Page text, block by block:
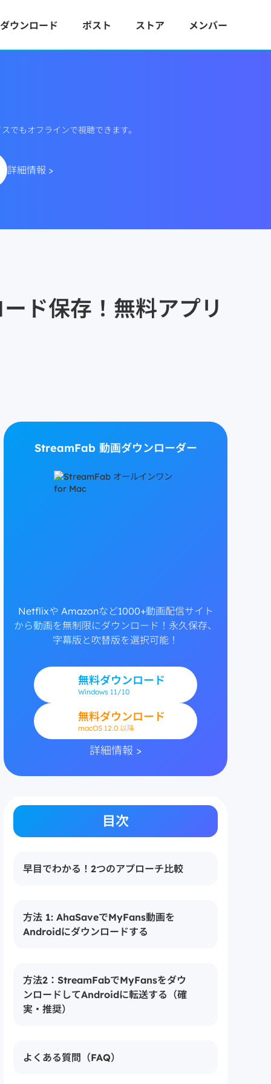
ダウンロード ポスト ストア メンバー
もオフラインで視聴できます。
詳細情報 >
ド保存！無料アプリ
StreamFab 動画ダウンローダー
Netflixや Amazonなど1000+動画配信サイト
から動画を無制限にダウンロード！永久保存、
字幕版と吹替版を選択可能！
無料ダウンロード
Windows 11/10
無料ダウンロード
macOS 12.0 以降
詳細情報 >
目次
早目でわかる！2つのアプローチ比較
方法 1: AhaSaveでMyFans動画を
Androidにダウンロードする
方法2：StreamFabでMyFansをダウ
ンロードしてAndroidに転送する（確
実・推奨）
よくある質問（FAQ）